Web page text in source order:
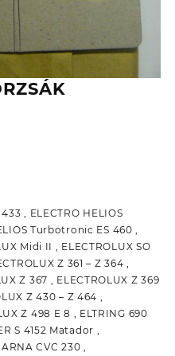
, ELECTRO HELIOS
Turbotronic ES 460 ,
Midi II , ELECTROLUX SO
Z 361 – Z 364 ,
Z 367 , ELECTROLUX Z 369
Z 430 – Z 464 ,
Z 498 E 8 , ELTRING 690
S 4152 Matador ,
CVC 230 ,